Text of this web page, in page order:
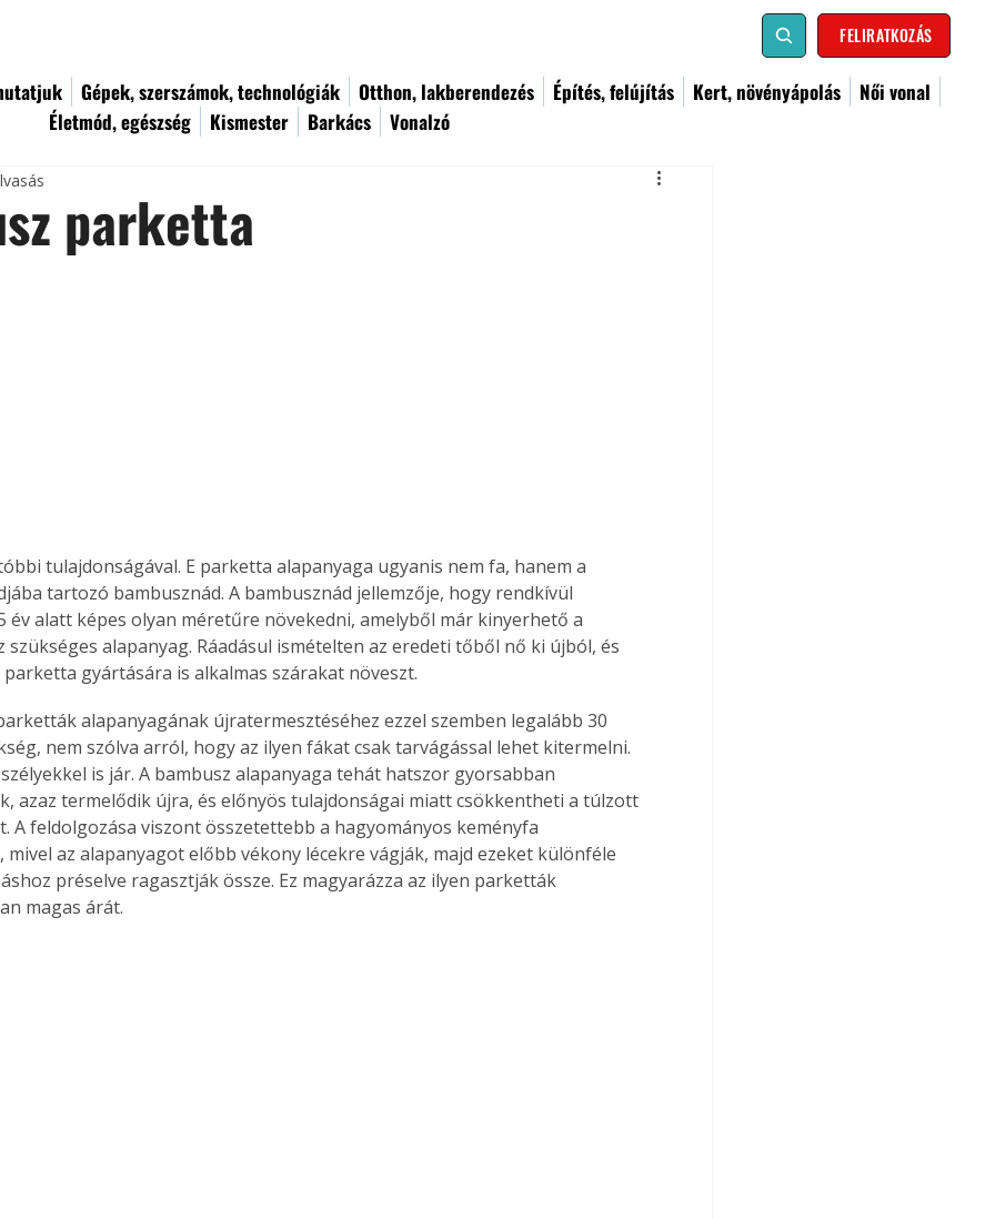
FELIRATKOZÁS
Gépek, szerszámok, technológiák Otthon, lakberendezés Építés, felújítás Kert, növényápolás
Női vonal
Életmód, egészség
Kismester Barkács Vonalzó
parketta
tulajdonságával. E parketta alapanyaga ugyanis nem fa, hanem a
tartozó bambusznád. A bambusznád jellemzője, hogy rendkívül
év alatt képes olyan méretűre növekedni, amelyből már kinyerhető a
alapanyag. Ráadásul ismételten az eredeti tőből nő ki újból, és
gyártására is alkalmas szárakat növeszt.
alapanyagának újratermesztéséhez ezzel szemben legalább 30
nem szólva arról, hogy az ilyen fákat csak tarvágással lehet kitermelni.
is jár. A bambusz alapanyaga tehát hatszor gyorsabban
azaz termelődik újra, és előnyös tulajdonságai miatt csökkentheti a túlzott
A feldolgozása viszont összetettebb a hagyományos keményfa
az alapanyagot előbb vékony lécekre vágják, majd ezeket különféle
préselve ragasztják össze. Ez magyarázza az ilyen parketták
magas árát.